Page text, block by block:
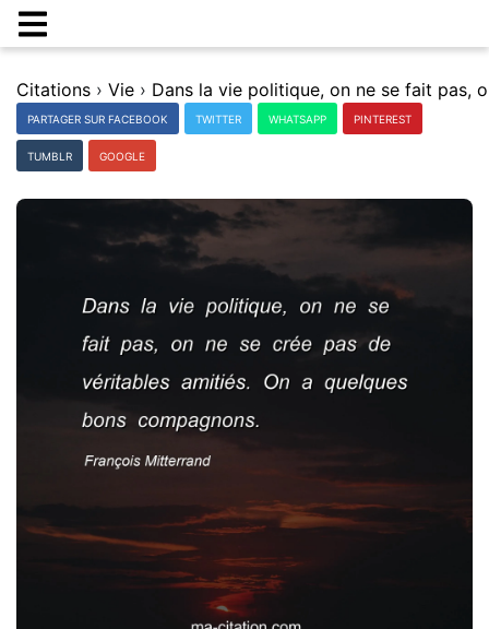
Citations › Vie ›
PARTAGER SUR FACEBOOK TWITTER WHATSAPP PINTEREST
TUMBLR GOOGLE